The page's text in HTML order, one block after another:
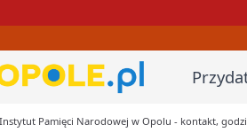
Instytut Pamięci Narodowej w Opolu - kontakt,